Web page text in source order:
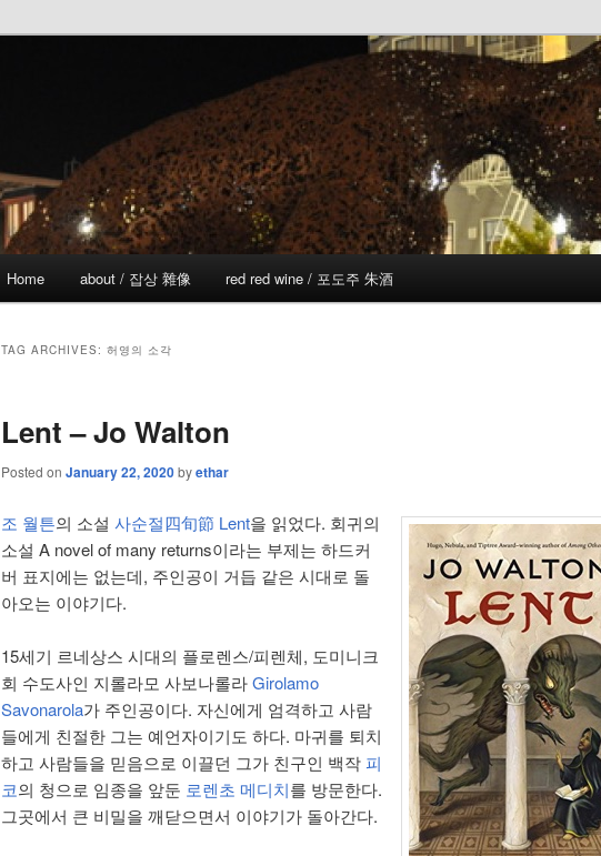
Home about / 잡상 雜像 red red wine / 포도주 朱酒
TAG ARCHIVES: 허영의 소각
Lent – Jo Walton
Posted on January 22, 2020byethar
조 월튼의 소설 사순절四旬節 Lent을 읽었다. 회귀의
소설 A novel of many returns이라는 부제는 하드커
버 표지에는 없는데, 주인공이 거듭 같은 시대로 돌
아오는 이야기다.
15세기 르네상스 시대의 플로렌스/피렌체, 도미니크
회 수도사인 지롤라모 사보나롤라Girolamo
Savonarola가 주인공이다. 자신에게 엄격하고 사람
들에게 친절한 그는 예언자이기도 하다. 마귀를 퇴치
하고 사람들을 믿음으로 이끌던 그가 친구인 백작 피
코의 청으로 임종을 앞둔 로렌초 메디치를 방문한다.
그곳에서 큰 비밀을 깨닫으면서 이야기가 돌아간다.